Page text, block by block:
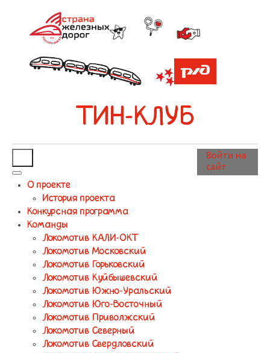
ТИН-КЛУБ
О проекте
История проекта
Конкурсная программа
Команды
Локомотив КАЛИ-ОКТ
Локомотив Московский
Локомотив Горьковский
Локомотив Куйбышевский
Локомотив Южно-Уральский
Локомотив Юго-Восточный
Локомотив Приволжский
Локомотив Северный
Локомотив Свердловский
Войти на
сайт